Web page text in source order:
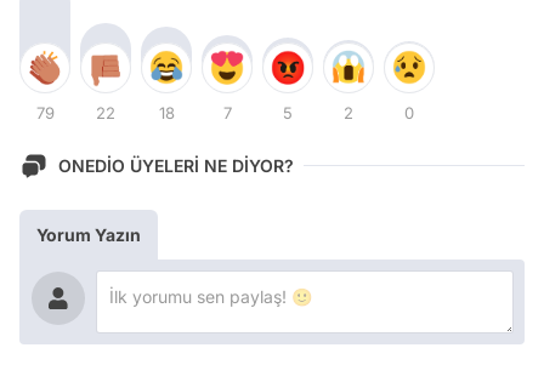
79 22 18 7 5 2 0
ONEDİO ÜYELERİ NE DİYOR?
Yorum Yazın